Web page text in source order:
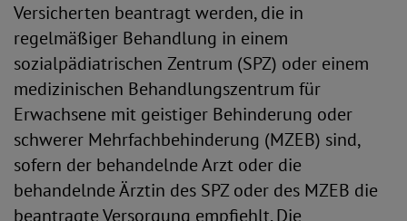
Versicherten beantragt werden, die in
regelmäßiger Behandlung in einem
sozialpädiatrischen Zentrum (SPZ) oder einem
medizinischen Behandlungszentrum für
Erwachsene mit geistiger Behinderung oder
schwerer Mehrfachbehinderung (MZEB) sind,
sofern der behandelnde Arzt oder die
behandelnde Ärztin des SPZ oder des MZEB die
beantragte Versorgung empfiehlt. Die